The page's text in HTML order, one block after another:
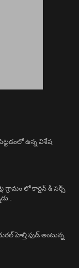
పెట్టడంలో ఉన్న విశేష
లో కార్డెన్ & సెర్చ్
హెల్తి ఫుడ్ అంటున్న